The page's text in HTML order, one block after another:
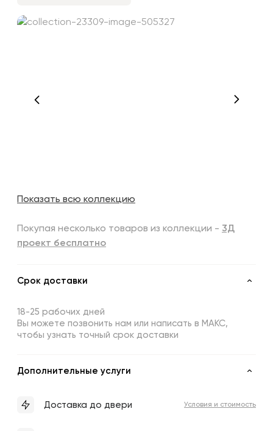
Показать всю коллекцию
Покупая несколько товаров из коллекции - 3Д
проект бесплатно
Срок доставки
18-25 рабочих дней
Вы можете позвонить нам или написать в МАКС,
чтобы узнать точный срок доставки
Дополнительные услуги
Доставка до двери Условия и стоимость